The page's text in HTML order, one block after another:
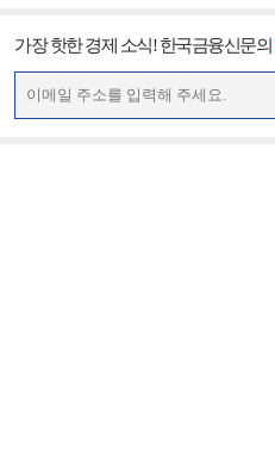
가장 핫한 경제 소식! 한국금융신문의